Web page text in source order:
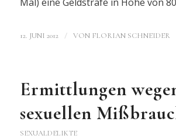
12. JUNI 2012 / VON FLORIAN SCHNEIDER
Ermittlungen
sexuellen
SEXUALDELIKTE